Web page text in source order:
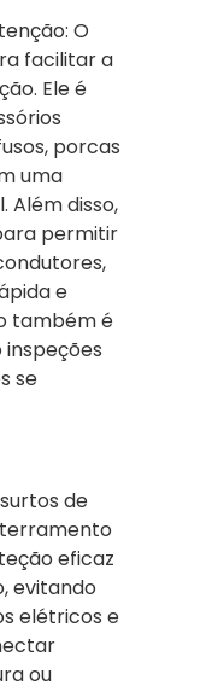
O
facilitar a
Ele é
porcas
uma
Além disso,
permitir
e
também é
se
de
eficaz
evitando
elétricos e
ou